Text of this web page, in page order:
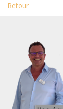
Retour